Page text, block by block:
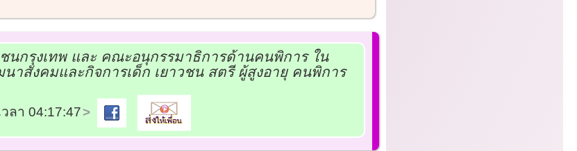
นกรุงเทพ และ คณะอนุกรรมาธิการด้านคนพิการ ใน
าสังคมและกิจการเด็ก เยาวชน สตรี ผู้สูงอายุ คนพิการ
ลา 04:17:47